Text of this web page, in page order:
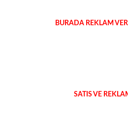
BURADA REKLAM
SATIS VE